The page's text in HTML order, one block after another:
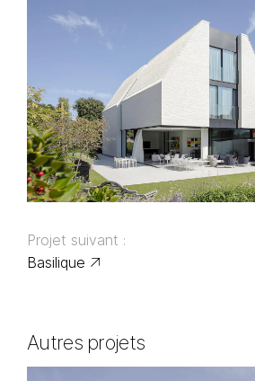
Projet suivant :
Basilique
Autres projets